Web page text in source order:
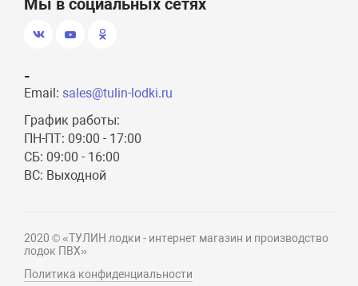
Мы в социальных сетях
-
Email: sales@tulin-lodki.ru
График работы:
ПН-ПТ: 09:00 - 17:00
СБ: 09:00 - 16:00
ВС: Выходной
2020 © «ТУЛИН лодки - интернет магазин и производство
лодок ПВХ»
Политика конфиденциальности